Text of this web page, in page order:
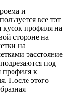
и
все тот
профиля на
стороне на
на
расстояние
под
профиля к
После этого